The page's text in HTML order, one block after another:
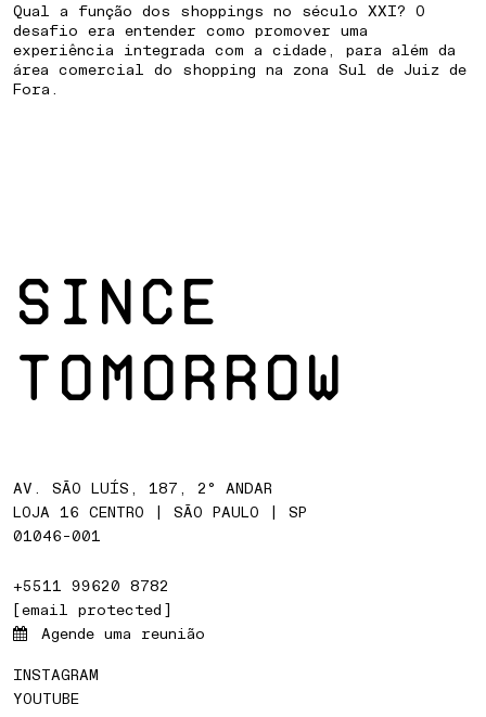
Qual a função dos shoppings no século XXI? O
desafio era entender como promover uma
experiência integrada com a cidade, para além da
área comercial do shopping na zona Sul de Juiz de
Fora.
SINCE
TOMORROW
AV. SÃO LUÍS, 187, 2° ANDAR
LOJA 16 CENTRO | SÃO PAULO | SP
01046-001
+5511 99620 8782
[email protected]
Agende uma reunião
INSTAGRAM
YOUTUBE